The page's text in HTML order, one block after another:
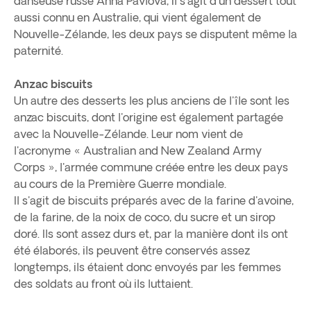
aussi connu en Australie, qui vient également de
Nouvelle-Zélande, les deux pays se disputent même la
paternité.
Anzac biscuits
Un autre des desserts les plus anciens de l'île sont les
anzac biscuits, dont l'origine est également partagée
avec la Nouvelle-Zélande. Leur nom vient de
l'acronyme « Australian and New Zealand Army
Corps », l'armée commune créée entre les deux pays
au cours de la Première Guerre mondiale.
Il s'agit de biscuits préparés avec de la farine d'avoine,
de la farine, de la noix de coco, du sucre et un sirop
doré. Ils sont assez durs et, par la manière dont ils ont
été élaborés, ils peuvent être conservés assez
longtemps, ils étaient donc envoyés par les femmes
des soldats au front où ils luttaient.